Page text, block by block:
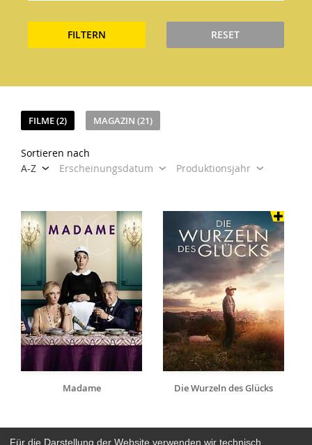
FILTERN RESET
FILME (2) MAGAZIN (21)
Sortieren nach
A-Z
Erscheinungsdatum Produktionsjahr
Madame Die Wurzeln des Glücks
Für die Darstellung der Website verwenden wir technisch